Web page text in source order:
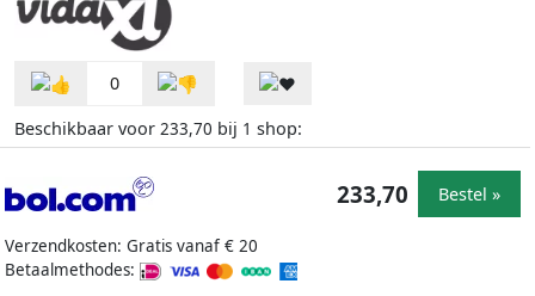
0
Beschikbaar voor 233,70 bij 1 shop:
Verzendkosten: Gratis vanaf € 20
Betaalmethodes:
233,70 Bestel »